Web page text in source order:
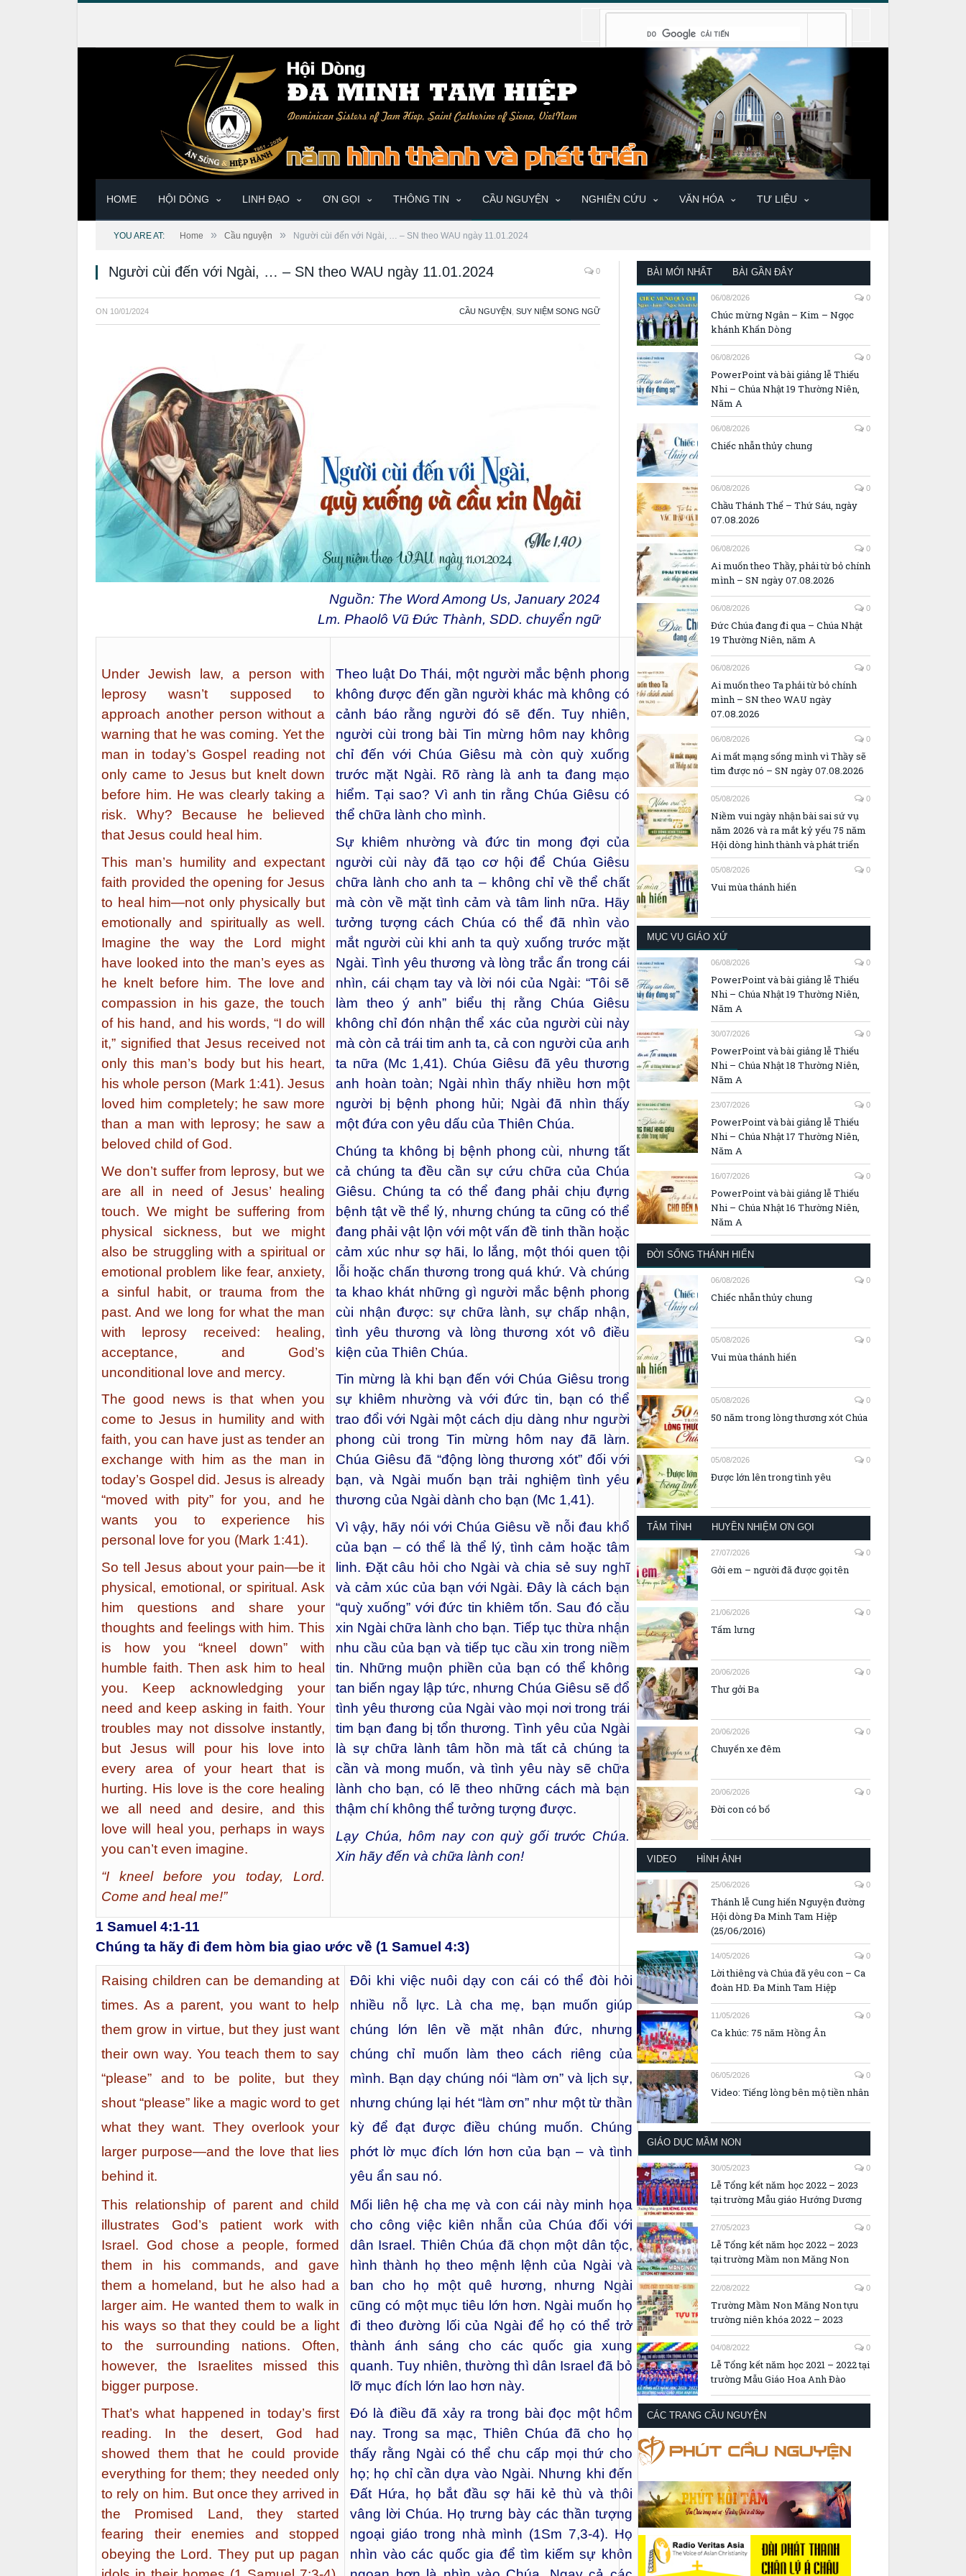
HOME HỘI DÒNG LINH ĐẠO ƠN GỌI THÔNG TIN CẦU NGUYỆN NGHIÊN CỨU VĂN HÓA TƯ LIỆU
YOU ARE AT: Home » Cầu nguyện » Người cùi đến với Ngài, … – SN theo WAU ngày 11.01.2024
Người cùi đến với Ngài, … – SN theo WAU ngày 11.01.2024 0
ON 10/01/2024 CẦU NGUYỆN SUY NIỆM SONG NGỮ
Nguồn: The Word Among Us, January 2024
Lm. Phaolô Vũ Đức Thành, SDD. chuyển ngữ
Under Jewish law, a person with
leprosy wasn’t supposed to
approach another person without a
warning that he was coming. Yet the
man in today’s Gospel reading not
only came to Jesus but knelt down
before him. He was clearly taking a
risk. Why? Because he believed
that Jesus could heal him.
This man’s humility and expectant
faith provided the opening for Jesus
to heal him—not only physically but
emotionally and spiritually as well.
Imagine the way the Lord might
have looked into the man’s eyes as
he knelt before him. The love and
compassion in his gaze, the touch
of his hand, and his words, “I do will
it,” signified that Jesus received not
only this man’s body but his heart,
his whole person (Mark 1:41). Jesus
loved him completely; he saw more
than a man with leprosy; he saw a
beloved child of God.
We don’t suffer from leprosy, but we
are all in need of Jesus’ healing
touch. We might be suffering from
physical sickness, but we might
also be struggling with a spiritual or
emotional problem like fear, anxiety,
a sinful habit, or trauma from the
past. And we long for what the man
with leprosy received: healing,
acceptance, and God’s
unconditional love and mercy.
The good news is that when you
come to Jesus in humility and with
faith, you can have just as tender an
exchange with him as the man in
today’s Gospel did. Jesus is already
“moved with pity” for you, and he
wants you to experience his
personal love for you (Mark 1:41).
So tell Jesus about your pain—be it
physical, emotional, or spiritual. Ask
him questions and share your
thoughts and feelings with him. This
is how you “kneel down” with
humble faith. Then ask him to heal
you. Keep acknowledging your
need and keep asking in faith. Your
troubles may not dissolve instantly,
but Jesus will pour his love into
every area of your heart that is
hurting. His love is the core healing
we all need and desire, and this
love will heal you, perhaps in ways
you can’t even imagine.
“I kneel before you today, Lord.
Come and heal me!”
Theo luật Do Thái, một người mắc bệnh phong
không được đến gần người khác mà không có
cảnh báo rằng người đó sẽ đến. Tuy nhiên,
người cùi trong bài Tin mừng hôm nay không
chỉ đến với Chúa Giêsu mà còn quỳ xuống
trước mặt Ngài. Rõ ràng là anh ta đang mạo
hiểm. Tại sao? Vì anh tin rằng Chúa Giêsu có
thể chữa lành cho mình.
Sự khiêm nhường và đức tin mong đợi của
người cùi này đã tạo cơ hội để Chúa Giêsu
chữa lành cho anh ta – không chỉ về thể chất
mà còn về mặt tình cảm và tâm linh nữa. Hãy
tưởng tượng cách Chúa có thể đã nhìn vào
mắt người cùi khi anh ta quỳ xuống trước mặt
Ngài. Tình yêu thương và lòng trắc ẩn trong cái
nhìn, cái chạm tay và lời nói của Ngài: “Tôi sẽ
làm theo ý anh” biểu thị rằng Chúa Giêsu
không chỉ đón nhận thể xác của người cùi này
mà còn cả trái tim anh ta, cả con người của anh
ta nữa (Mc 1,41). Chúa Giêsu đã yêu thương
anh hoàn toàn; Ngài nhìn thấy nhiều hơn một
người bị bệnh phong hủi; Ngài đã nhìn thấy
một đứa con yêu dấu của Thiên Chúa.
Chúng ta không bị bệnh phong cùi, nhưng tất
cả chúng ta đều cần sự cứu chữa của Chúa
Giêsu. Chúng ta có thể đang phải chịu đựng
bệnh tật về thể lý, nhưng chúng ta cũng có thể
đang phải vật lộn với một vấn đề tinh thần hoặc
cảm xúc như sợ hãi, lo lắng, một thói quen tội
lỗi hoặc chấn thương trong quá khứ. Và chúng
ta khao khát những gì người mắc bệnh phong
cùi nhận được: sự chữa lành, sự chấp nhận,
tình yêu thương và lòng thương xót vô điều
kiện của Thiên Chúa.
Tin mừng là khi bạn đến với Chúa Giêsu trong
sự khiêm nhường và với đức tin, bạn có thể
trao đổi với Ngài một cách dịu dàng như người
phong cùi trong Tin mừng hôm nay đã làm.
Chúa Giêsu đã “động lòng thương xót” đối với
bạn, và Ngài muốn bạn trải nghiệm tình yêu
thương của Ngài dành cho bạn (Mc 1,41).
Vì vậy, hãy nói với Chúa Giêsu về nỗi đau khổ
của bạn – có thể là thể lý, tình cảm hoặc tâm
linh. Đặt câu hỏi cho Ngài và chia sẻ suy nghĩ
và cảm xúc của bạn với Ngài. Đây là cách bạn
“quỳ xuống” với đức tin khiêm tốn. Sau đó cầu
xin Ngài chữa lành cho bạn. Tiếp tục thừa nhận
nhu cầu của bạn và tiếp tục cầu xin trong niềm
tin. Những muộn phiền của bạn có thể không
tan biến ngay lập tức, nhưng Chúa Giêsu sẽ đổ
tình yêu thương của Ngài vào mọi nơi trong trái
tim bạn đang bị tổn thương. Tình yêu của Ngài
là sự chữa lành tâm hồn mà tất cả chúng ta
cần và mong muốn, và tình yêu này sẽ chữa
lành cho bạn, có lẽ theo những cách mà bạn
thậm chí không thể tưởng tượng được.
Lạy Chúa, hôm nay con quỳ gối trước Chúa.
Xin hãy đến và chữa lành con!
1 Samuel 4:1-11
Chúng ta hãy đi đem hòm bia giao ước về (1 Samuel 4:3)
Raising children can be demanding at
times. As a parent, you want to help
them grow in virtue, but they just want
their own way. You teach them to say
“please” and to be polite, but they
shout “please” like a magic word to get
what they want. They overlook your
larger purpose—and the love that lies
behind it.
This relationship of parent and child
illustrates God’s patient work with
Israel. God chose a people, formed
them in his commands, and gave
them a homeland, but he also had a
larger aim. He wanted them to walk in
his ways so that they could be a light
to the surrounding nations. Often,
however, the Israelites missed this
bigger purpose.
That’s what happened in today’s first
reading. In the desert, God had
showed them that he could provide
everything for them; they needed only
to rely on him. But once they arrived in
the Promised Land, they started
fearing their enemies and stopped
obeying the Lord. They put up pagan
Đôi khi việc nuôi dạy con cái có thể đòi hỏi
nhiều nỗ lực. Là cha mẹ, bạn muốn giúp
chúng lớn lên về mặt nhân đức, nhưng
chúng chỉ muốn làm theo cách riêng của
mình. Bạn dạy chúng nói “làm ơn” và lịch sự,
nhưng chúng lại hét “làm ơn” như một từ thần
kỳ để đạt được điều chúng muốn. Chúng
phớt lờ mục đích lớn hơn của bạn – và tình
yêu ẩn sau nó.
Mối liên hệ cha mẹ và con cái này minh họa
cho công việc kiên nhẫn của Chúa đối với
dân Israel. Thiên Chúa đã chọn một dân tộc,
hình thành họ theo mệnh lệnh của Ngài và
ban cho họ một quê hương, nhưng Ngài
cũng có một mục tiêu lớn hơn. Ngài muốn họ
đi theo đường lối của Ngài để họ có thể trở
thành ánh sáng cho các quốc gia xung
quanh. Tuy nhiên, thường thì dân Israel đã bỏ
lỡ mục đích lớn lao hơn này.
Đó là điều đã xảy ra trong bài đọc một hôm
nay. Trong sa mạc, Thiên Chúa đã cho họ
thấy rằng Ngài có thể chu cấp mọi thứ cho
họ; họ chỉ cần dựa vào Ngài. Nhưng khi đến
Đất Hứa, họ bắt đầu sợ hãi kẻ thù và thôi
vâng lời Chúa. Họ trưng bày các thần tượng
ngoại giáo trong nhà mình (1Sm 7,3-4). Họ
nhìn vào các quốc gia để tìm kiếm sự khôn
BÀI MỚI NHẤT BÀI GẦN ĐÂY
06/08/2026 0
Chúc mừng Ngân – Kim – Ngọc
khánh Khấn Dòng
06/08/2026 0
PowerPoint và bài giảng lễ Thiếu
Nhi – Chúa Nhật 19 Thường Niên,
Năm A
06/08/2026 0
Chiếc nhẫn thủy chung
06/08/2026 0
Chầu Thánh Thể – Thứ Sáu, ngày
07.08.2026
06/08/2026 0
Ai muốn theo Thầy, phải từ bỏ chính
mình – SN ngày 07.08.2026
06/08/2026 0
Đức Chúa đang đi qua – Chúa Nhật
19 Thường Niên, năm A
06/08/2026 0
Ai muốn theo Ta phải từ bỏ chính
mình – SN theo WAU ngày
07.08.2026
06/08/2026 0
Ai mất mạng sống mình vì Thầy sẽ
tìm được nó – SN ngày 07.08.2026
05/08/2026 0
Niềm vui ngày nhận bài sai sứ vụ
năm 2026 và ra mắt kỷ yếu 75 năm
Hội dòng hình thành và phát triển
05/08/2026 0
Vui mùa thánh hiến
MỤC VỤ GIÁO XỨ
06/08/2026 0
PowerPoint và bài giảng lễ Thiếu
Nhi – Chúa Nhật 19 Thường Niên,
Năm A
30/07/2026 0
PowerPoint và bài giảng lễ Thiếu
Nhi – Chúa Nhật 18 Thường Niên,
Năm A
23/07/2026 0
PowerPoint và bài giảng lễ Thiếu
Nhi – Chúa Nhật 17 Thường Niên,
Năm A
16/07/2026 0
PowerPoint và bài giảng lễ Thiếu
Nhi – Chúa Nhật 16 Thường Niên,
Năm A
ĐỜI SỐNG THÁNH HIẾN
06/08/2026 0
Chiếc nhẫn thủy chung
05/08/2026 0
Vui mùa thánh hiến
05/08/2026 0
50 năm trong lòng thương xót Chúa
05/08/2026 0
Được lớn lên trong tình yêu
TÂM TÌNH HUYỀN NHIỆM ƠN GỌI
27/07/2026 0
Gởi em – người đã được gọi tên
21/06/2026 0
Tấm lưng
20/06/2026 0
Thư gởi Ba
20/06/2026 0
Chuyến xe đêm
20/06/2026 0
Đời con có bố
VIDEO HÌNH ẢNH
25/06/2026 0
Thánh lễ Cung hiến Nguyện đường
Hội dòng Đa Minh Tam Hiệp
(25/06/2016)
14/05/2026 0
Lời thiêng và Chúa đã yêu con – Ca
đoàn HD. Đa Minh Tam Hiệp
11/05/2026 0
Ca khúc: 75 năm Hồng Ân
06/05/2026 0
Video: Tiếng lòng bên mộ tiền nhân
GIÁO DỤC MẦM NON
30/05/2023 0
Lễ Tổng kết năm học 2022 – 2023
tại trường Mẫu giáo Hướng Dương
27/05/2023 0
Lễ Tổng kết năm học 2022 – 2023
tại trường Mầm non Măng Non
22/08/2022 0
Trường Mầm Non Măng Non tựu
trường niên khóa 2022 – 2023
04/08/2022 0
Lễ Tổng kết năm học 2021 – 2022 tại
trường Mẫu Giáo Hoa Anh Đào
CÁC TRANG CẦU NGUYỆN